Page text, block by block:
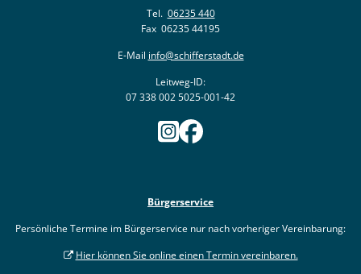
Tel. 06235 440
Fax 06235 44195
E-Mail info@schifferstadt.de
Leitweg-ID:
07 338 002 5025-001-42
Bürgerservice
Persönliche Termine im Bürgerservice nur nach vorheriger Vereinbarung:
Hier können Sie online einen Termin vereinbaren.